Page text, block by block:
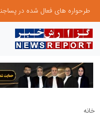
خانه